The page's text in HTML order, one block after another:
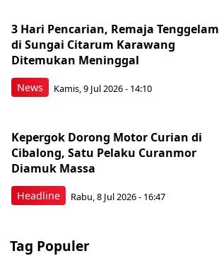
News
3 Hari Pencarian, Remaja Tenggelam
di Sungai Citarum Karawang
Ditemukan Meninggal
Kamis, 9 Jul 2026 - 14:10
Headline
Kepergok Dorong Motor Curian di
Cibalong, Satu Pelaku Curanmor
Diamuk Massa
Rabu, 8 Jul 2026 - 16:47
Tag Populer